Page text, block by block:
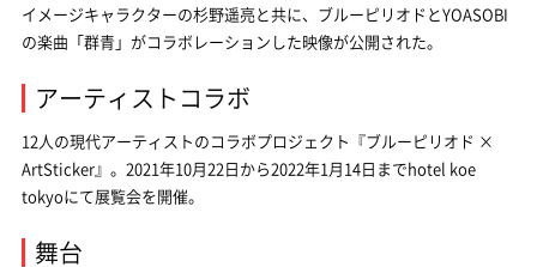
イメージキャラクターの杉野遥亮と共に、ブルーピリオドとYOASOBI
の楽曲「群青」がコラボレーションした映像が公開された。
アーティストコラボ
12人の現代アーティストのコラボプロジェクト『ブルーピリオド ×
ArtSticker』。2021年10月22日から2022年1月14日までhotel koe
tokyoにて展覧会を開催。
舞台